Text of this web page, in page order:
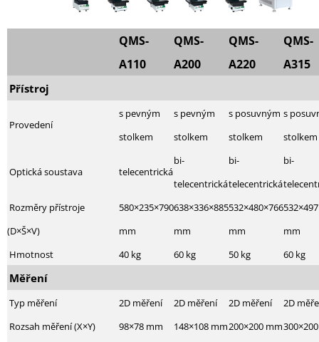
QMS-
A110
QMS-
A200
QMS-
A220
QMS-
A315
Přístroj
Provedení
s pevným
stolkem
s pevným
stolkem
s posuvným
stolkem
s
stolkem
Optická soustava telecentrická
bi-
telecentrická
bi-
telecentrická
bi-
Rozměry přístroje
(D×Š×V)
580×235×790
mm
638×336×885
mm
532×480×766
mm
mm
Hmotnost
40 kg 60 kg 50 kg 60 kg
Měření
Typ měření 2D měření 2D měření 2D měření
2D
Rozsah měření (X×Y)
98×78 mm 148×108 mm200×200 mm